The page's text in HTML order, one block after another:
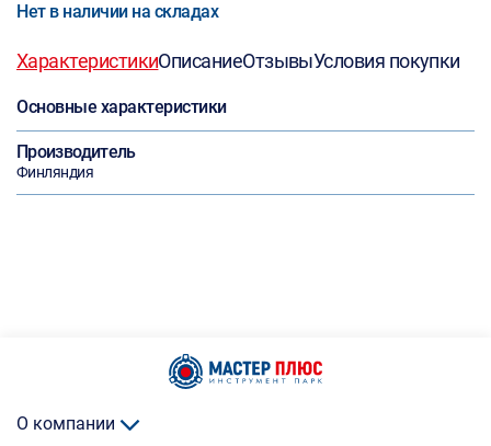
Нет в наличии на складах
ХарактеристикиОписаниеОтзывыУсловия покупки
Основные характеристики
Производитель
Финляндия
О компании